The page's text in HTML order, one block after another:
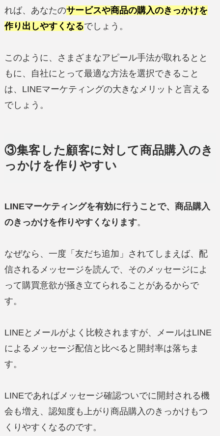
れば、あなたのサービスや商品の購入のきっかけを
作り出しやすくなるでしょう。
このように、さまざまなアピール手法が取れるとと
もに、自社にとって最適な方法を選択できること
は、LINEマーケティングの大きなメリットと言える
でしょう。
③集客した顧客に対して商品購入のき
っかけを作りやすい
LINEマーケティングを有効に行うことで、商品購入
のきっかけを作りやすくなります。
なぜなら、一度「友だち追加」されてしまえば、配
信されるメッセージを読んで、そのメッセージによ
って購買意欲が掻き立てられることがあるからで
す。
LINEとメールがよく比較されますが、メールはLINE
によるメッセージ配信と比べると開封率は落ちま
す。
LINEであればメッセージ確認ついでに開封される機
会も増え、認知度も上がり商品購入のきっかけもつ
くりやすくなるのです。